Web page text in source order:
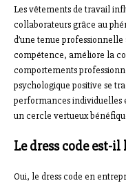
Les vêtements de travail
collaborateurs grâce au
d’une tenue
compétence, améliore la
comportements
psychologique positive se
performances individuelles
un cercle vertueux
Le dress code est-
Oui, le dress code en